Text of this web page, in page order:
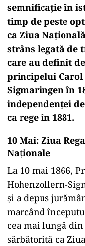
semnificație în
timp de peste
ca Ziua
strâns legată de
care au definit
principelui Carol
Sigmaringen în
independenței
ca rege în 1881.
10 Mai: Ziua
Naționale
La 10 mai 1866,
Hohenzollern-
și a depus
marcând
cea mai lungă
sărbătorită ca